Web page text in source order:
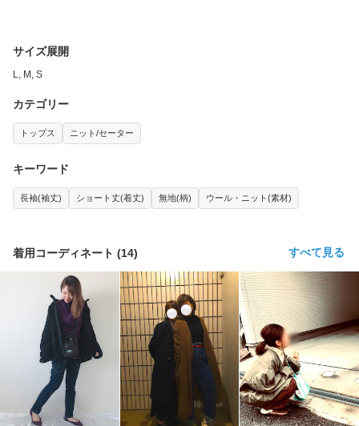
サイズ展開
L, M, S
カテゴリー
トップス ニット/セーター
キーワード
長袖(袖丈) ショート丈(着丈) 無地(柄) ウール・ニット(素材)
着用コーディネート (14) すべて見る